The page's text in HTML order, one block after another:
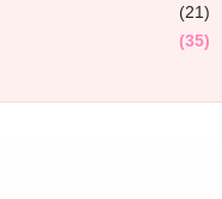
(21)
(35)